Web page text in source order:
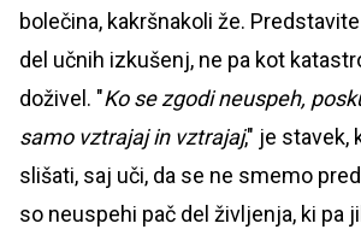
bolečina, kakršnakoli že.
del učnih izkušenj, ne pa kot
doživel. "Ko se zgodi neuspeh,
samo vztrajaj in vztrajaj," je stavek,
slišati, saj uči, da se ne smemo
so neuspehi pač del življenja, ki pa